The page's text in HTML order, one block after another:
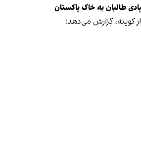
طالبان به خاک پاکستان
کویته، گزارش می‌دهد: